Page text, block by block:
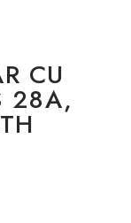
CU
28A,